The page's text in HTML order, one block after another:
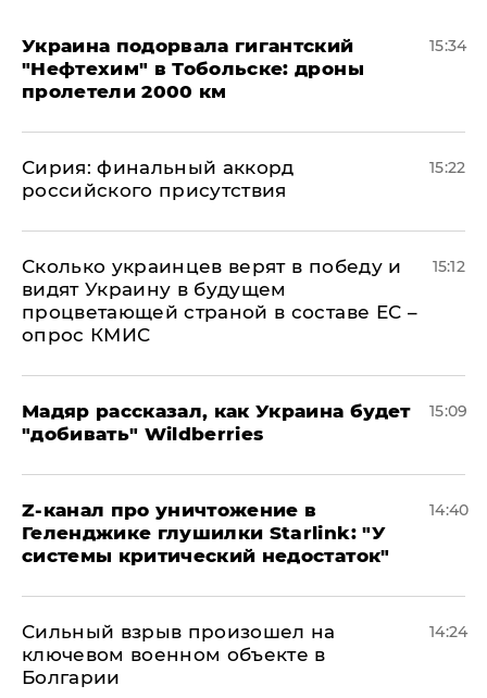
Украина подорвала гигантский
"Нефтехим" в Тобольске: дроны
пролетели 2000 км
15:34
​Сирия: финальный аккорд
российского присутствия
15:22
Сколько украинцев верят в победу и
видят Украину в будущем
процветающей страной в составе ЕС –
опрос КМИС
15:12
Мадяр рассказал, как Украина будет
"добивать" Wildberries
15:09
Z-канал про уничтожение в
Геленджике глушилки Starlink: "У
системы критический недостаток"
14:40
Сильный взрыв произошел на
ключевом военном объекте в
Болгарии
14:24